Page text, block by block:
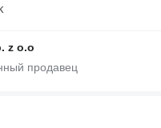
z o.o